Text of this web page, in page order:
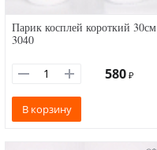
Парик косплей короткий 30см
3040
580 ₽
В корзину